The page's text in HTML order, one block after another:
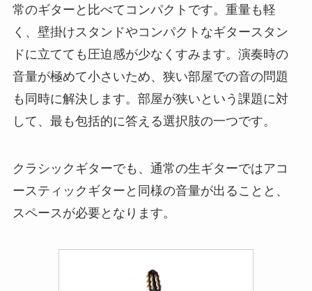
常のギターと比べてコンパクトです。重量も軽
く、壁掛けスタンドやコンパクトなギタースタン
ドに立てても圧迫感が少なくすみます。演奏時の
音量が極めて小さいため、狭い部屋での音の問題
も同時に解決します。部屋が狭いという課題に対
して、最も包括的に答える選択肢の一つです。
クラシックギターでも、通常の生ギターではアコ
ースティックギターと同様の音量が出ることと、
スペースが必要となります。